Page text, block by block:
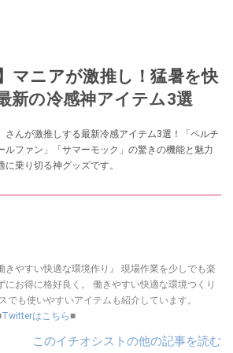
マニアが激推し！猛暑を快
新の冷感神アイテム3選
さんが激推しする最新冷感アイテム3選！「ペルチ
ルファン」「サマーモック」の驚きの機能と魅力
乗り切る神グッズです。
適な環境作り』 現場作業を少しでも楽
にお得に格好良く。 働きやすい快適な環境つくり
でも使いやすいアイテムも紹介しています。
Twitterはこちら■
このイチオシストの他の記事を読む